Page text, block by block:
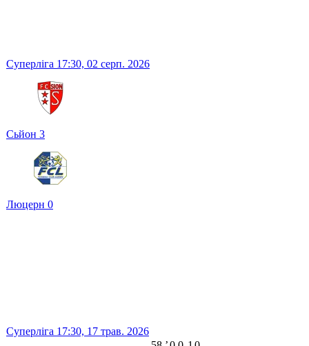
Суперліга 17:30, 02 серп. 2026
Сьйон 3
Люцерн 0
Суперліга 17:30, 17 трав. 2026